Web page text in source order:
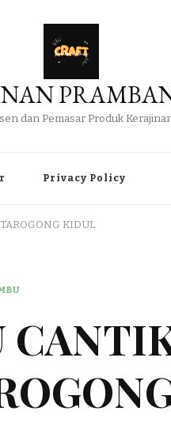
dan Pemasar Produk
Privacy Policy
KIDUL